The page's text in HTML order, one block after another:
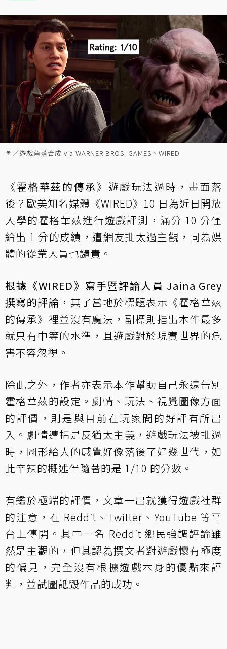
圖／遊戲角落合成 via WARNER BROS. GAMES、WIRED
《霍格華茲的傳承》遊戲玩法過時，畫面落
後？歐美知名媒體《WIRED》10 日為近日開放
入學的霍格華茲進行遊戲評測，滿分 10 分僅
給出 1 分的成績，遭網友批太過主觀，同為媒
體的從業人員也譴責。
根據《WIRED》寫手暨評論人員 Jaina Grey
撰寫的評論 ，其了當地於標題表示《霍格華茲
的傳承》裡並沒有魔法，副標則指出本作最多
就只有中等的水準，且遊戲對於現實世界的危
害不容忽視。
除此之外，作者亦表示本作幫助自己永遠告別
霍格華茲的設定。劇情、玩法、視覺圖像方面
的評價，則是與目前在玩家間的好評有所出
入。劇情遭指是反猶太主義，遊戲玩法被批過
時，圖形給人的感覺好像落後了好幾世代，如
此辛辣的概述伴隨著的是 1/10 的分數。
有鑑於極端的評價，文章一出就獲得遊戲社群
的注意，在 Reddit、Twitter、YouTube 等平
台上傳開。其中一名 Reddit 鄉民強調評論雖
然是主觀的，但其認為撰文者對遊戲懷有極度
的偏見，完全沒有根據遊戲本身的優點來評
判，並試圖詆毀作品的成功。